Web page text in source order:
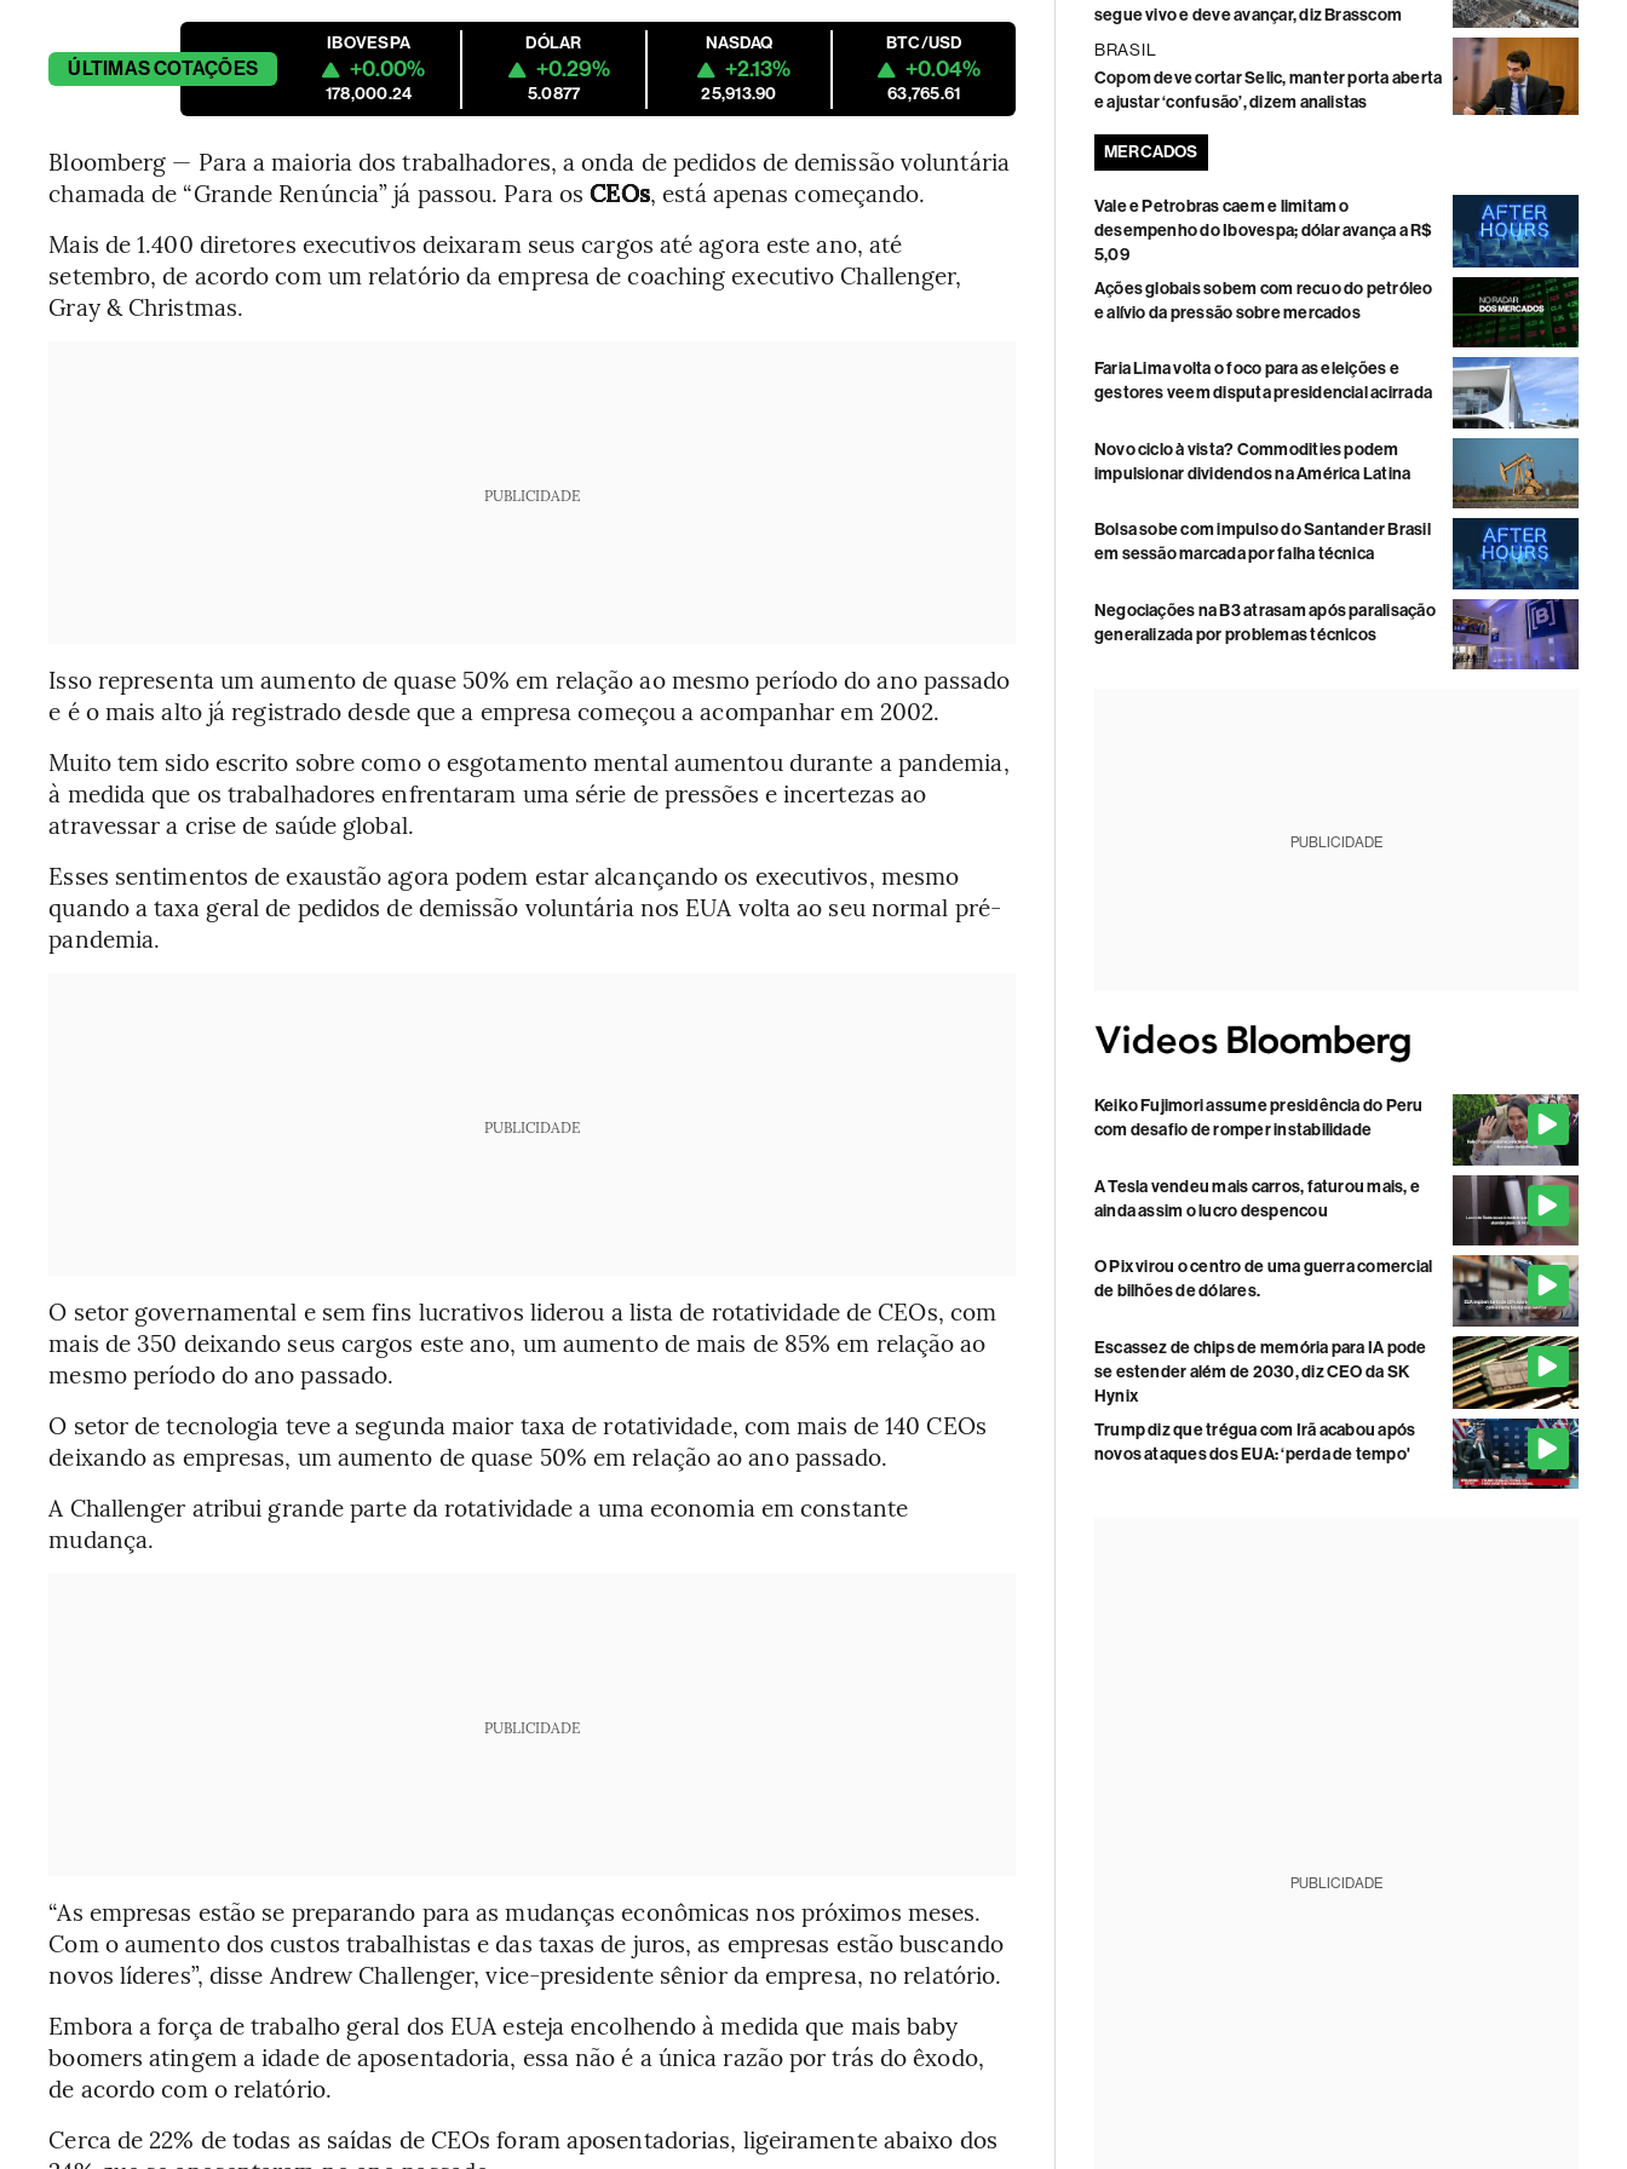
ÚLTIMASCOTAÇÕES
IBOVESPA
+0.00%
178,000.24
DÓLAR
+0.29%
5.0877
NASDAQ
+2.13%
25,913.90
BTC/USD
+0.04%
63,765.61
Bloomberg — Para a maioria dos trabalhadores, a onda de pedidos de demissão voluntária
chamada de “Grande Renúncia” já passou. Para osCEOs, está apenas começando.
Mais de 1.400 diretores executivos deixaram seus cargos até agora este ano, até
setembro, de acordo com um relatório da empresa de coaching executivo Challenger,
Gray & Christmas.
PUBLICIDADE
Isso representa um aumento de quase 50% em relação ao mesmo período do ano passado
e é o mais alto já registrado desde que a empresa começou a acompanhar em 2002.
Muito tem sido escrito sobre como o esgotamento mental aumentou durante a pandemia,
à medida que os trabalhadores enfrentaram uma série de pressões e incertezas ao
atravessar a crise de saúde global.
Esses sentimentos de exaustão agora podem estar alcançando os executivos, mesmo
quando a taxa geral de pedidos de demissão voluntária nos EUA volta ao seu normal pré-
pandemia.
PUBLICIDADE
O setor governamental e sem fins lucrativos liderou a lista de rotatividade de CEOs, com
mais de 350 deixando seus cargos este ano, um aumento de mais de 85% em relação ao
mesmo período do ano passado.
O setor de tecnologia teve a segunda maior taxa de rotatividade, com mais de 140 CEOs
deixando as empresas, um aumento de quase 50% em relação ao ano passado.
A Challenger atribui grande parte da rotatividade a uma economia em constante
mudança.
PUBLICIDADE
“As empresas estão se preparando para as mudanças econômicas nos próximos meses.
Com o aumento dos custos trabalhistas e das taxas de juros, as empresas estão buscando
novos líderes”, disse Andrew Challenger, vice-presidente sênior da empresa, no relatório.
Embora a força de trabalho geral dos EUA esteja encolhendo à medida que mais baby
boomers atingem a idade de aposentadoria, essa não é a única razão por trás do êxodo,
de acordo com o relatório.
Cerca de 22% de todas as saídas de CEOs foram aposentadorias, ligeiramente abaixo dos
segue vivo e deve avançar, diz Brasscom
BRASIL
Copom deve cortar Selic, manter porta aberta
e ajustar ‘confusão’, dizem analistas
MERCADOS
Vale e Petrobras caem e limitam o
desempenho do Ibovespa; dólar avança a R$
5,09
Ações globais sobem com recuo do petróleo
e alívio da pressão sobre mercados
Faria Lima volta o foco para as eleições e
gestores veem disputa presidencial acirrada
Novo ciclo à vista? Commodities podem
impulsionar dividendos na América Latina
Bolsa sobe com impulso do Santander Brasil
em sessão marcada por falha técnica
Negociações na B3 atrasam após paralisação
generalizada por problemas técnicos
PUBLICIDADE
Keiko Fujimori assume presidência do Peru
com desafio de romper instabilidade
A Tesla vendeu mais carros, faturou mais, e
ainda assim o lucro despencou
O Pix virou o centro de uma guerra comercial
de bilhões de dólares.
Escassez de chips de memória para IA pode
se estender além de 2030, diz CEO da SK
Hynix
Trump diz que trégua com Irã acabou após
novos ataques dos EUA: ‘perda de tempo'
PUBLICIDADE